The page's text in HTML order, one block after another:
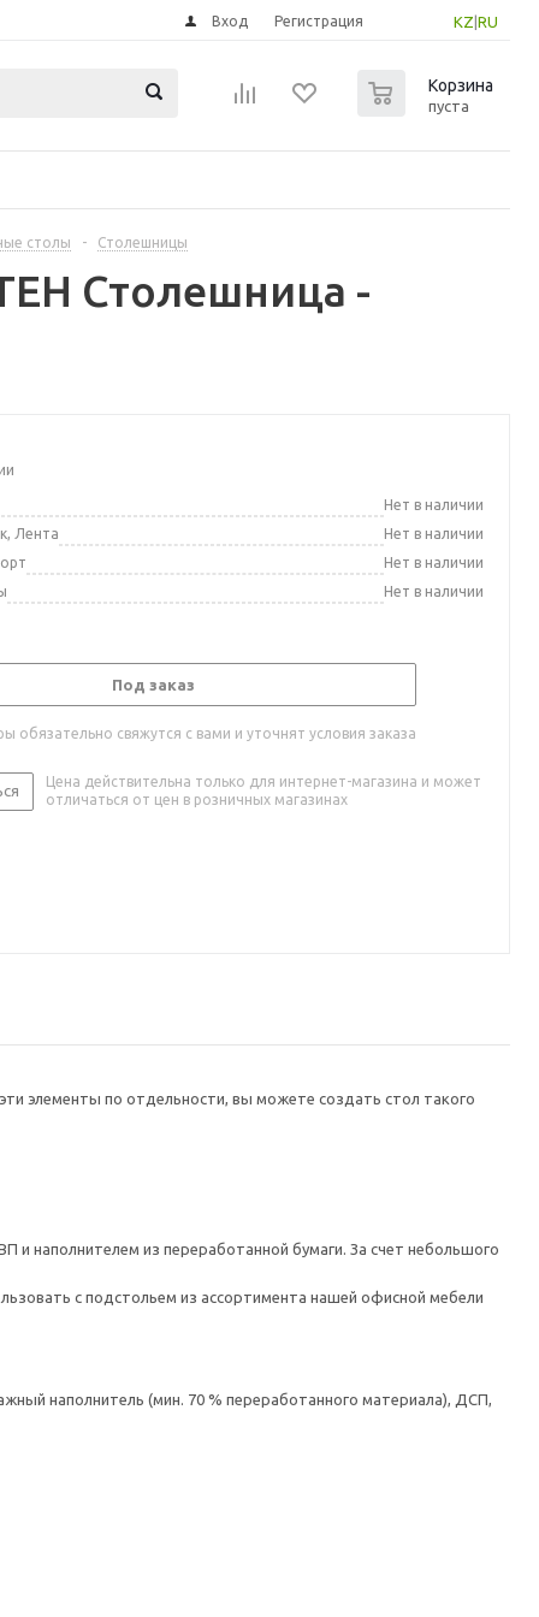
KZ RU
Вход Регистрация
Корзина
пуста
столы - Столешницы
Столешница -
Нет в наличии
Лента
Нет в наличии
Нет в наличии
Нет в наличии
Под заказ
обязательно свяжутся с вами и уточнят условия заказа
Цена действительна только для интернет-магазина и может
отличаться от цен в розничных магазинах
элементы по отдельности, вы можете создать стол такого
наполнителем из переработанной бумаги. За счет небольшого
с подстольем из ассортимента нашей офисной мебели
наполнитель (мин. 70 % переработанного материала), ДСП,